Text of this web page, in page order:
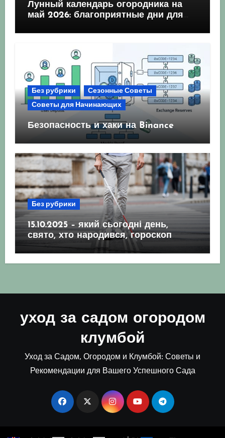
Лунный календарь огородника на
май 2026: благоприятные дни для
Без рубрики
Сезонные Советы
Советы для Начинающих
Безопасность и хаки на Binance
Без рубрики
15.10.2025 – який сьогодні день,
свято, хто народився, гороскоп
уход за садом огородом
клумбой
Уход за Садом, Огородом и Клумбой: Советы и
Рекомендации для Вашего Успешного Сада